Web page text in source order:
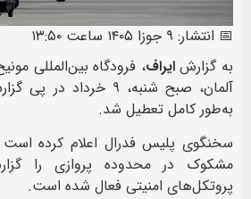
📅 انتشار: ۹ جوزا ۱۴۰۵ ساعت ۱۳:۵۰
به گزارشایراف، فرودگاه بین‌المللی
آلمان، صبح شنبه، ۹
به‌طور کامل تعطیل شد.
سخنگوی پلیس فدرال اعلام کرده
مشکوک در محدوده پروازی را
پروتکل‌های امنیتی فعال شده است.